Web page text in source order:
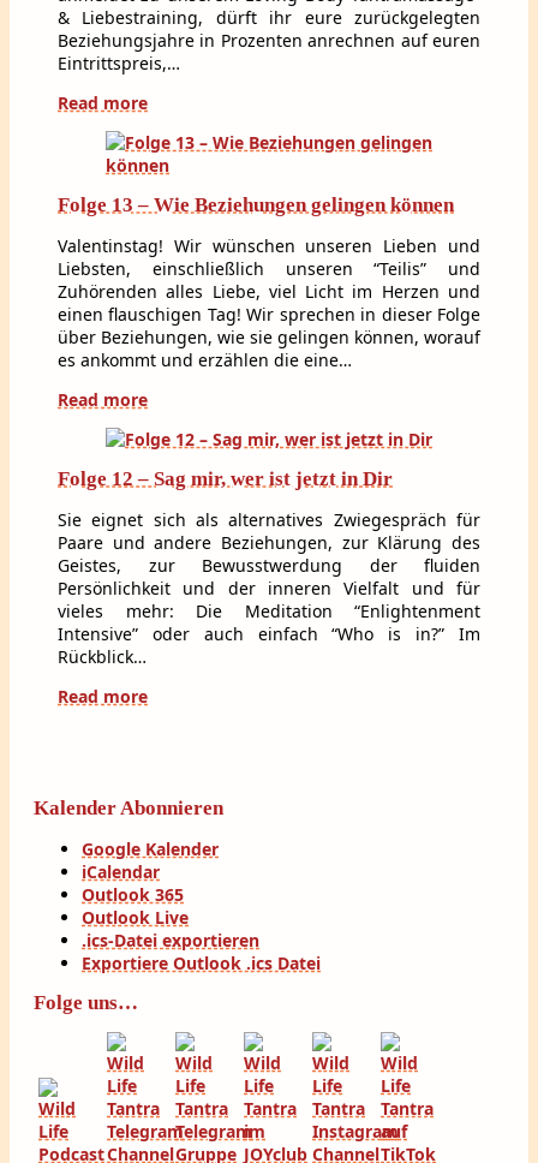
& Liebestraining, dürft ihr eure zurückgelegten
Beziehungsjahre in Prozenten anrechnen auf euren
Eintrittspreis,…
Read more
Folge 13 – Wie Beziehungen gelingen können
Valentinstag! Wir wünschen unseren Lieben und
Liebsten, einschließlich unseren “Teilis” und
Zuhörenden alles Liebe, viel Licht im Herzen und
einen flauschigen Tag! Wir sprechen in dieser Folge
über Beziehungen, wie sie gelingen können, worauf
es ankommt und erzählen die eine…
Read more
Folge 12 – Sag mir, wer ist jetzt in Dir
Sie eignet sich als alternatives Zwiegespräch für
Paare und andere Beziehungen, zur Klärung des
Geistes, zur Bewusstwerdung der fluiden
Persönlichkeit und der inneren Vielfalt und für
vieles mehr: Die Meditation “Enlightenment
Intensive” oder auch einfach “Who is in?” Im
Rückblick…
Read more
Kalender Abonnieren
Google Kalender
iCalendar
Outlook 365
Outlook Live
.ics-Datei exportieren
Exportiere Outlook .ics Datei
Folge uns…